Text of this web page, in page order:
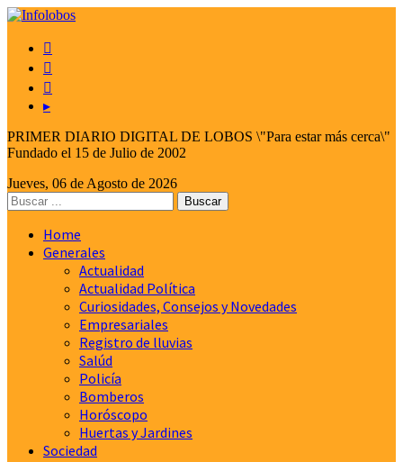



▸
PRIMER DIARIO DIGITAL DE LOBOS \"Para estar más cerca\"
Fundado el 15 de Julio de 2002
Jueves, 06 de Agosto de 2026
Home
Generales
Actualidad
Actualidad Política
Curiosidades, Consejos y Novedades
Empresariales
Registro de lluvias
Salúd
Policía
Bomberos
Horóscopo
Huertas y Jardines
Sociedad